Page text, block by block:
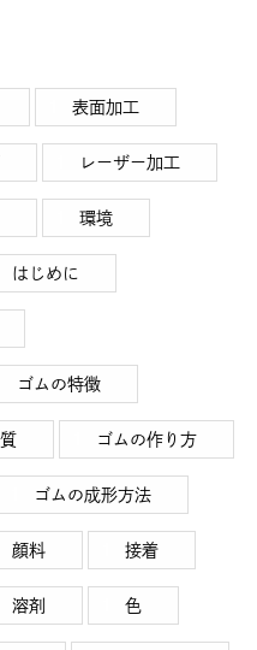
表面加工
レーザー加工
環境
はじめに
ゴムの特徴
ゴムの作り方
ゴムの成形方法
顔料 接着
溶剤 色